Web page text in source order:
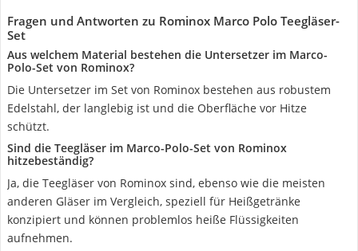
Fragen und Antworten zu Rominox Marco Polo Teegläser-
Set
Aus welchem Material bestehen die Untersetzer im Marco-
Polo-Set von Rominox?
Die Untersetzer im Set von Rominox bestehen aus robustem
Edelstahl, der langlebig ist und die Oberfläche vor Hitze
schützt.
Sind die Teegläser im Marco-Polo-Set von Rominox
hitzebeständig?
Ja, die Teegläser von Rominox sind, ebenso wie die meisten
anderen Gläser im Vergleich, speziell für Heißgetränke
konzipiert und können problemlos heiße Flüssigkeiten
aufnehmen.